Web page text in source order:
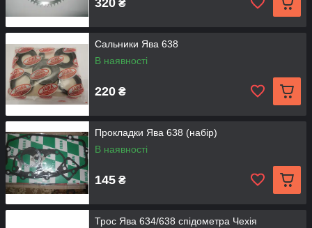
₴
Сальники Ява 638
В наявності
220 ₴
Прокладки Ява 638 (набір)
В наявності
145 ₴
Трос Ява 634/638 спідометра Чехія